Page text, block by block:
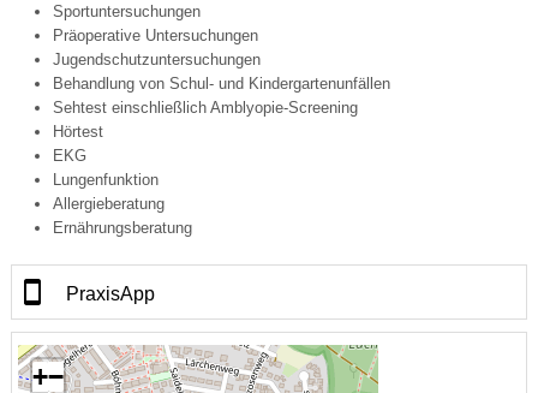
Sportuntersuchungen
Präoperative Untersuchungen
Jugendschutzuntersuchungen
Behandlung von Schul- und Kindergartenunfällen
Sehtest einschließlich Amblyopie-Screening
Hörtest
EKG
Lungenfunktion
Allergieberatung
Ernährungsberatung
PraxisApp
+−